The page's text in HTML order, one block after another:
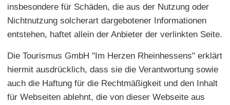
insbesondere für Schäden, die aus der Nutzung oder
Nichtnutzung solcherart dargebotener Informationen
entstehen, haftet allein der Anbieter der verlinkten Seite.
Die Tourismus GmbH "Im Herzen Rheinhessens" erklärt
hiermit ausdrücklich, dass sie die Verantwortung sowie
auch die Haftung für die Rechtmäßigkeit und den Inhalt
für Webseiten ablehnt, die von dieser Webseite aus